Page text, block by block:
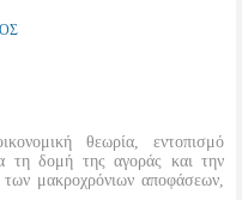
θεωρία, εντοπισμό
τη δομή της αγοράς και την
των μακροχρόνιων αποφάσεων,